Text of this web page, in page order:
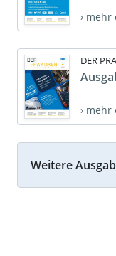
›
DER
›
Weitere